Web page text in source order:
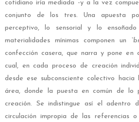
cotidiano iría mediada -y a la vez
conjunto de los tres. Una apuesta
perceptivo, lo sensorial y lo
materialidades mínimas componen un
confección casera, que narra y pone en
cual, en cada proceso de creación
desde ese subconsciente colectivo
área, donde la puesta en común de lo
creación. Se indistingue así el adentro
circulación impropia de las referencias o